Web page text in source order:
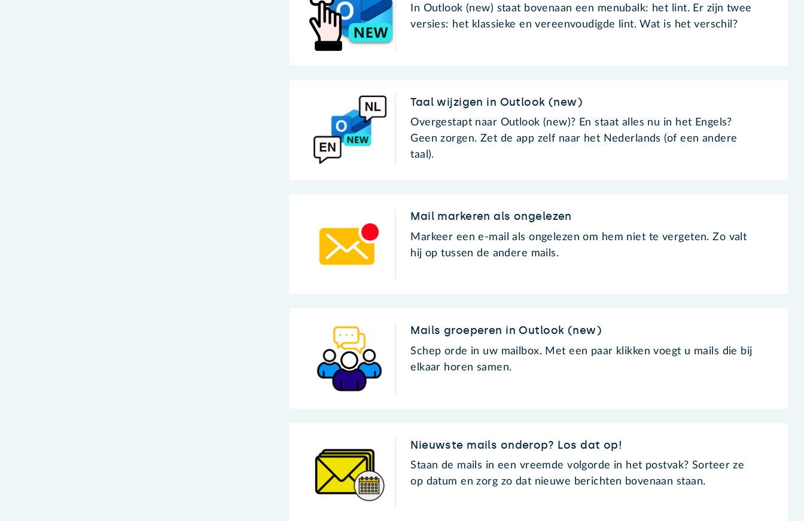
In Outlook (new) staat bovenaan een menubalk: het lint. Er zijn twee
versies: het klassieke en vereenvoudigde lint. Wat is het verschil?
Taal wijzigen in Outlook (new)
Overgestapt naar Outlook (new)? En staat alles nu in het Engels?
Geen zorgen. Zet de app zelf naar het Nederlands (of een andere
taal).
Mail markeren als ongelezen
Markeer een e-mail als ongelezen om hem niet te vergeten. Zo valt
hij op tussen de andere mails.
Mails groeperen in Outlook (new)
Schep orde in uw mailbox. Met een paar klikken voegt u mails die bij
elkaar horen samen.
Nieuwste mails onderop? Los dat op!
Staan de mails in een vreemde volgorde in het postvak? Sorteer ze
op datum en zorg zo dat nieuwe berichten bovenaan staan.